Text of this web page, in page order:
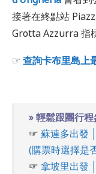
接著在終點站
Grotta Azzurra 指
☞ 查詢卡布里島上
» 輕鬆跟團行程
☞ 蘇連多出發
(購票時選擇是
☞ 拿坡里出發